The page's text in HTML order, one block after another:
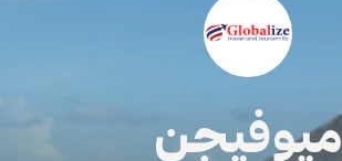
ميوفيجن